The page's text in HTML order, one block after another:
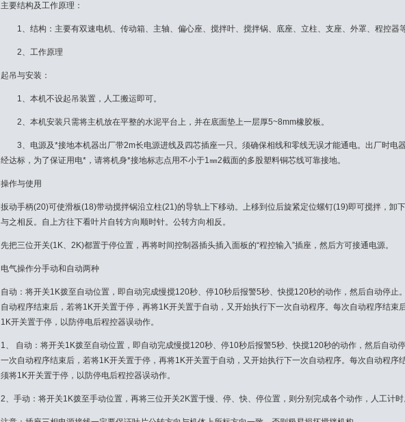
主要结构及工作原理：
1、结构：主要有双速电机、传动箱、主轴、偏心座、搅拌叶、搅拌锅、底座、立柱、支座、外罩、程控器等
2、工作原理
起吊与安装：
1、本机不设起吊装置，人工搬运即可。
2、本机安装只需将主机放在平整的水泥平台上，并在底面垫上一层厚5~8mm橡胶板。
3、电源及*接地本机器出厂带2m长电源进线及四芯插座一只。须确保相线和零线无误才能通电。出厂时电
经达标，为了保证用电*，请将机身*接地标志点用不小于1㎜2截面的多股塑料铜芯线可靠接地。
操作与使用
扳动手柄(20)可使滑板(18)带动搅拌锅沿立柱(21)的导轨上下移动。上移到位后旋紧定位螺钉(19)即可搅拌，卸
与之相反。自上方往下看叶片自转方向顺时针。公转方向相反。
先把三位开关(1K、2K)都置于停位置，再将时间控制器插头插入面板的“程控输入”插座，然后方可接通电源。
电气操作分手动和自动两种
自动：将开关1K拨至自动位置，即自动完成慢搅120秒、停10秒后报警5秒、快搅120秒的动作，然后自动停止
自动程序结束后，若将1K开关置于停，再将1K开关置于自动，又开始执行下一次自动程序。每次自动程序结束
1K开关置于停，以防停电后程控器误动作。
1、 自动：将开关1K拨至自动位置，即自动完成慢搅120秒、停10秒后报警5秒、快搅120秒的动作，然后自动
一次自动程序结束后，若将1K开关置于停，再将1K开关置于自动，又开始执行下一次自动程序。每次自动程序
须将1K开关置于停，以防停电后程控器误动作。
2、手动：将开关1K拨至手动位置，再将三位开关2K置于慢、停、快、停位置，则分别完成各个动作，人工计时